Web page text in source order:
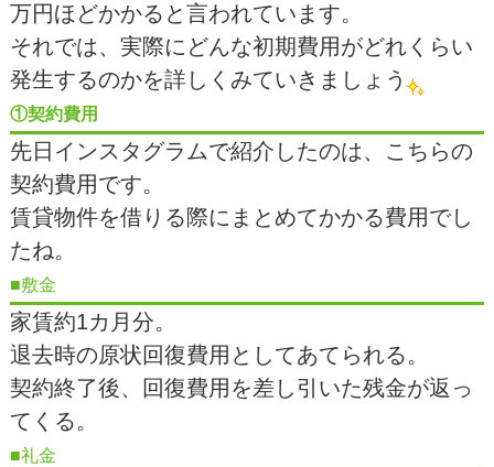
万円ほどかかると言われています。
それでは、実際にどんな初期費用がどれくらい
発生するのかを詳しくみていきましょう
①契約費用
先日インスタグラムで紹介したのは、こちらの
契約費用です。
賃貸物件を借りる際にまとめてかかる費用でし
たね。
■敷金
家賃約1カ月分。
退去時の原状回復費用としてあてられる。
契約終了後、回復費用を差し引いた残金が返っ
てくる。
■礼金